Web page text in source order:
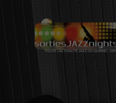
Skip
to
content